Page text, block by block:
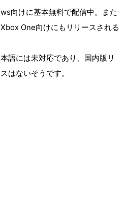
向けに基本無料で配信中。また
One向けにもリリースされる
語には未対応であり、国内版リ
はないそうです。